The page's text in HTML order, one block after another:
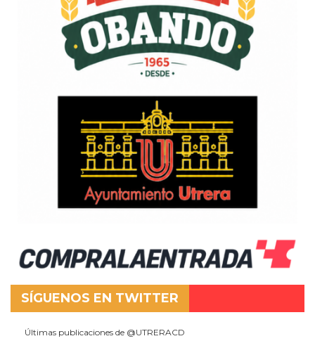
SÍGUENOS EN TWITTER
Últimas publicaciones de @UTRERACD